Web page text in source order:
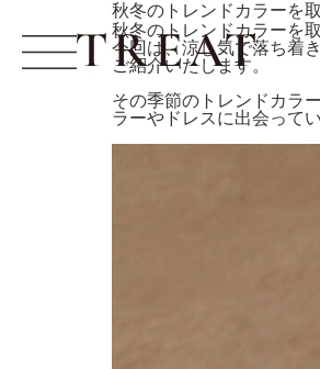
秋冬のトレンドカラーを
秋冬のトレンドカラーを
今回は、涼し気で落ち着
ご紹介いたします。
その季節のトレンドカラ
ラーやドレスに出会って